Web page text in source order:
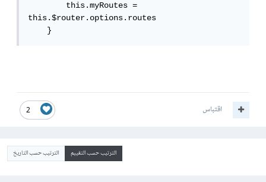
        this.myRoutes =
this.$router.options.routes
    }
2 اقتباس
الترتيب حسب التقييم الترتيب حسب التاريخ